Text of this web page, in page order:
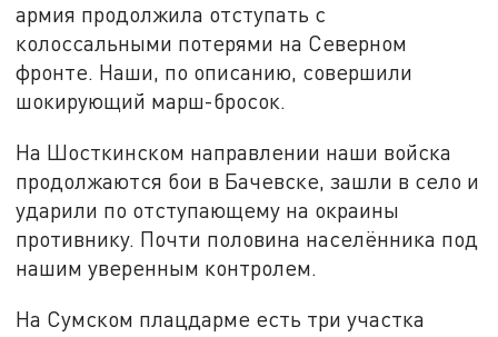
армия продолжила отступать с
колоссальными потерями на Северном
фронте. Наши, по описанию, совершили
шокирующий марш-бросок.
На Шосткинском направлении наши войска
продолжаются бои в Бачевске, зашли в село и
ударили по отступающему на окраины
противнику. Почти половина населённика под
нашим уверенным контролем.
На Сумском плацдарме есть три участка